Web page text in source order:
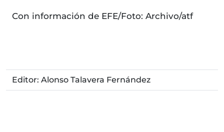
Con información de EFE/Foto: Archivo/atf
Editor: Alonso Talavera Fernández